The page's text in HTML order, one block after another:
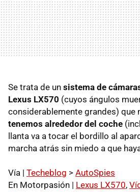
Se trata de un sistema de
Lexus LX570 (cuyos ángulos
considerablemente grandes) que
tenemos alrededor del coche
llanta va a tocar el bordillo al
marcha atrás sin miedo a que
Vía | Techeblog > AutoSpies
En Motorpasión | Lexus LX570,